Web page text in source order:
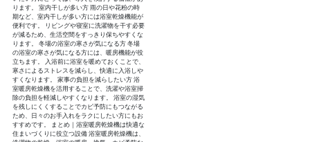
ります。 室内干しが多い方 雨の日や花粉の時
期など、室内干しが多い方には浴室乾燥機能が
便利です。 リビングや寝室に洗濯物を干す必要
が減るため、生活空間をすっきり保ちやすくな
ります。 冬場の浴室の寒さが気になる方 冬場
の浴室の寒さが気になる方には、暖房機能が役
立ちます。 入浴前に浴室を暖めておくことで、
寒さによるストレスを減らし、快適に入浴しや
すくなります。 家事の負担を減らしたい方 浴
室暖房乾燥機を活用することで、洗濯や浴室掃
除の負担を軽減しやすくなります。 浴室の湿気
を残しにくくすることでカビ予防にもつながる
ため、日々のお手入れをラクにしたい方にもお
すすめです。 まとめ｜浴室暖房乾燥機は快適な
住まいづくりに役立つ設備 浴室暖房乾燥機は、